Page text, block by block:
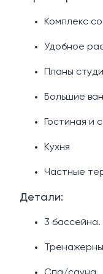
Комплекс
Удобное
Планы
Большие
Гостиная и
Кухня
Частные
Детали:
3 бассейна.